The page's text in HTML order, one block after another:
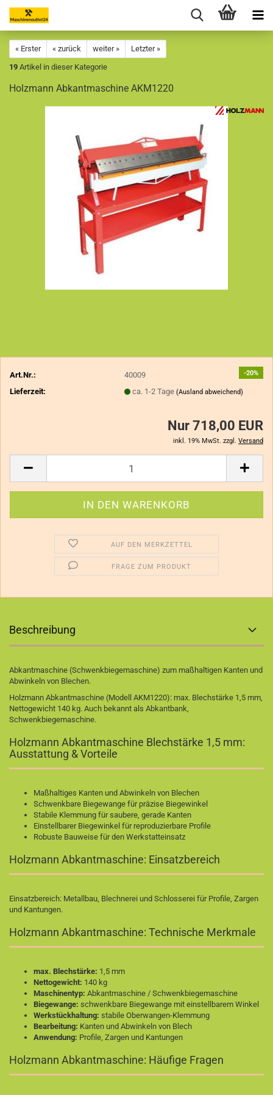
« Erster « zurück weiter »
Letzter »
19 Artikel in dieser Kategorie
Holzmann Abkantmaschine AKM1220
-20%
Art.Nr.:
40009
Lieferzeit:
ca. 1-2 Tage(Ausland abweichend)
Nur 718,00 EUR
inkl. 19% MwSt. zzgl. Versand
AUF DEN MERKZETTEL
FRAGE ZUM PRODUKT
Beschreibung
Abkantmaschine (Schwenkbiegemaschine) zum maßhaltigen Kanten und
Abwinkeln von Blechen.
Holzmann Abkantmaschine (Modell AKM1220): max. Blechstärke 1,5 mm,
Nettogewicht 140 kg. Auch bekannt als Abkantbank,
Schwenkbiegemaschine.
Holzmann Abkantmaschine Blechstärke 1,5 mm:
Ausstattung & Vorteile
Maßhaltiges Kanten und Abwinkeln von Blechen
Schwenkbare Biegewange für präzise Biegewinkel
Stabile Klemmung für saubere, gerade Kanten
Einstellbarer Biegewinkel für reproduzierbare Profile
Robuste Bauweise für den Werkstatteinsatz
Holzmann Abkantmaschine: Einsatzbereich
Einsatzbereich: Metallbau, Blechnerei und Schlosserei für Profile, Zargen
und Kantungen.
Holzmann Abkantmaschine: Technische Merkmale
max. Blechstärke: 1,5 mm
Nettogewicht: 140 kg
Maschinentyp: Abkantmaschine / Schwenkbiegemaschine
Biegewange: schwenkbare Biegewange mit einstellbarem Winkel
Werkstückhaltung: stabile Oberwangen-Klemmung
Bearbeitung: Kanten und Abwinkeln von Blech
Anwendung: Profile, Zargen und Kantungen
Holzmann Abkantmaschine: Häufige Fragen